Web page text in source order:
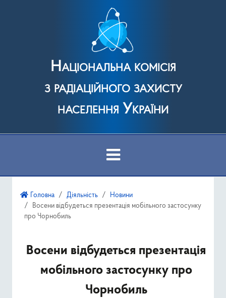
Національна комісія
з радіаційного захисту
населення України
Діяльність
Публічна інформація
Головна Діяльність
Новини
Восени відбудеться презентація мобільного застосунку
про Чорнобиль
Восени відбудеться презентація
мобільного застосунку про
Чорнобиль